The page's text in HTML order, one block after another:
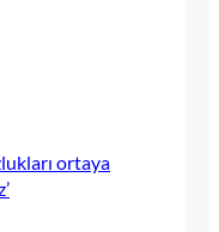
ortaya